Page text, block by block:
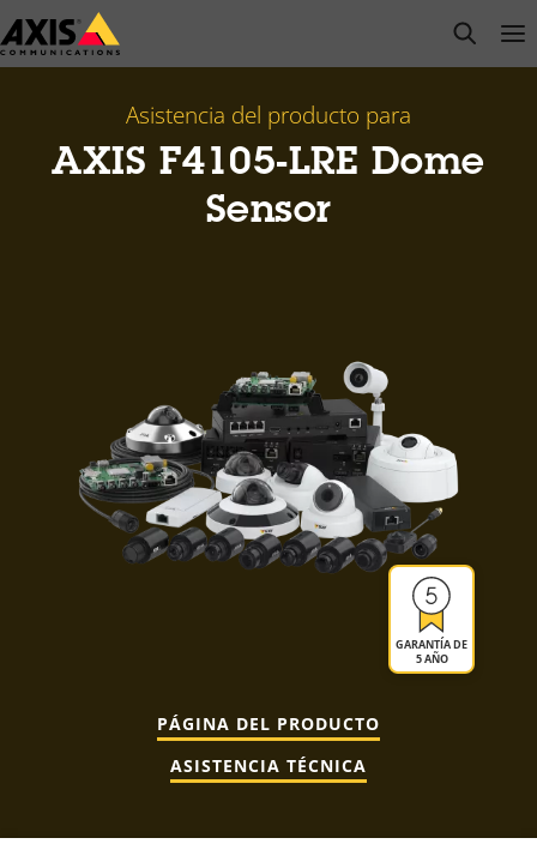
Saltar
al
open
Asistencia del producto para
AXIS F4105-LRE Dome
Sensor
GARANTÍA DE
5 AÑO
PÁGINA DEL PRODUCTO
ASISTENCIA TÉCNICA